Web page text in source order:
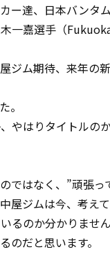
ー達、日本バンタ
一嘉選手（
ジム期待、来年の
。
、やはりタイトルの
はなく、”頑張
屋ジムは今、考えて
るのか分かりませ
のだと思います。